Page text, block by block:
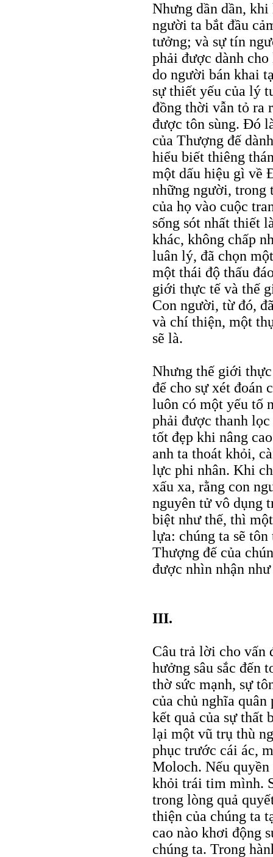
Nhưng dần dần,
người ta bắt đầu
tưởng; và sự tín
phải được dành
do người bán khai
sự thiết yếu của lý
đồng thời vẫn tỏ ra
được tôn sùng. Đó
của Thượng đế
hiểu biết thiêng
một dấu hiệu gì về
những người, trong
của họ vào cuộc
sống sót nhất thiết
khác, không chấp
luân lý, đã chọn
một thái độ thấu
giới thực tế và thế
Con người, từ đó,
và chí thiện, một
sẽ là.
Nhưng thế giới
để cho sự xét đoán
luôn có một yếu tố
phải được thanh
tốt đẹp khi nâng
anh ta thoát khỏi,
lực phi nhân. Khi
xấu xa, rằng con
nguyên tử vô dụng
biệt như thế, thì
lựa: chúng ta sẽ
Thượng đế của
được nhìn nhận
III.
Câu trả lời cho vấn
hưởng sâu sắc đến
thờ sức mạnh, sự
của chủ nghĩa
kết quả của sự thất
lại một vũ trụ thù
phục trước cái ác,
Moloch. Nếu
khỏi trái tim mình.
trong lòng quả
thiện của chúng ta
cao nào khơi động
chúng ta. Trong